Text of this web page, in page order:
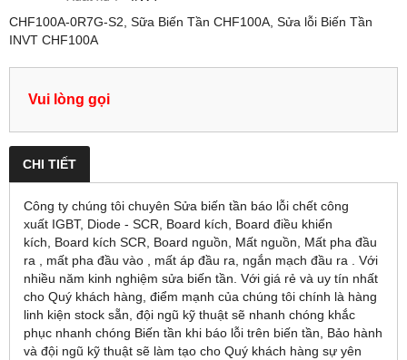
CHF100A-0R7G-S2, Sữa Biến Tần CHF100A, Sửa lỗi Biến Tần
INVT CHF100A
Vui lòng gọi
CHI TIẾT
Công ty chúng tôi chuyên Sửa biến tần báo lỗi chết công
xuất IGBT, Diode - SCR, Board kích, Board điều khiển
kích, Board kích SCR, Board nguồn, Mất nguồn, Mất pha đầu
ra , mất pha đầu vào , mất áp đầu ra, ngắn mạch đầu ra . Với
nhiều năm kinh nghiệm sửa biến tần. Với giá rẻ và uy tín nhất
cho Quý khách hàng, điểm mạnh của chúng tôi chính là hàng
linh kiện stock sẵn, đội ngũ kỹ thuật sẽ nhanh chóng khắc
phục nhanh chóng Biến tần khi báo lỗi trên biến tần, Bảo hành
và đội ngũ kỹ thuật sẽ làm tạo cho Quý khách hàng sự yên